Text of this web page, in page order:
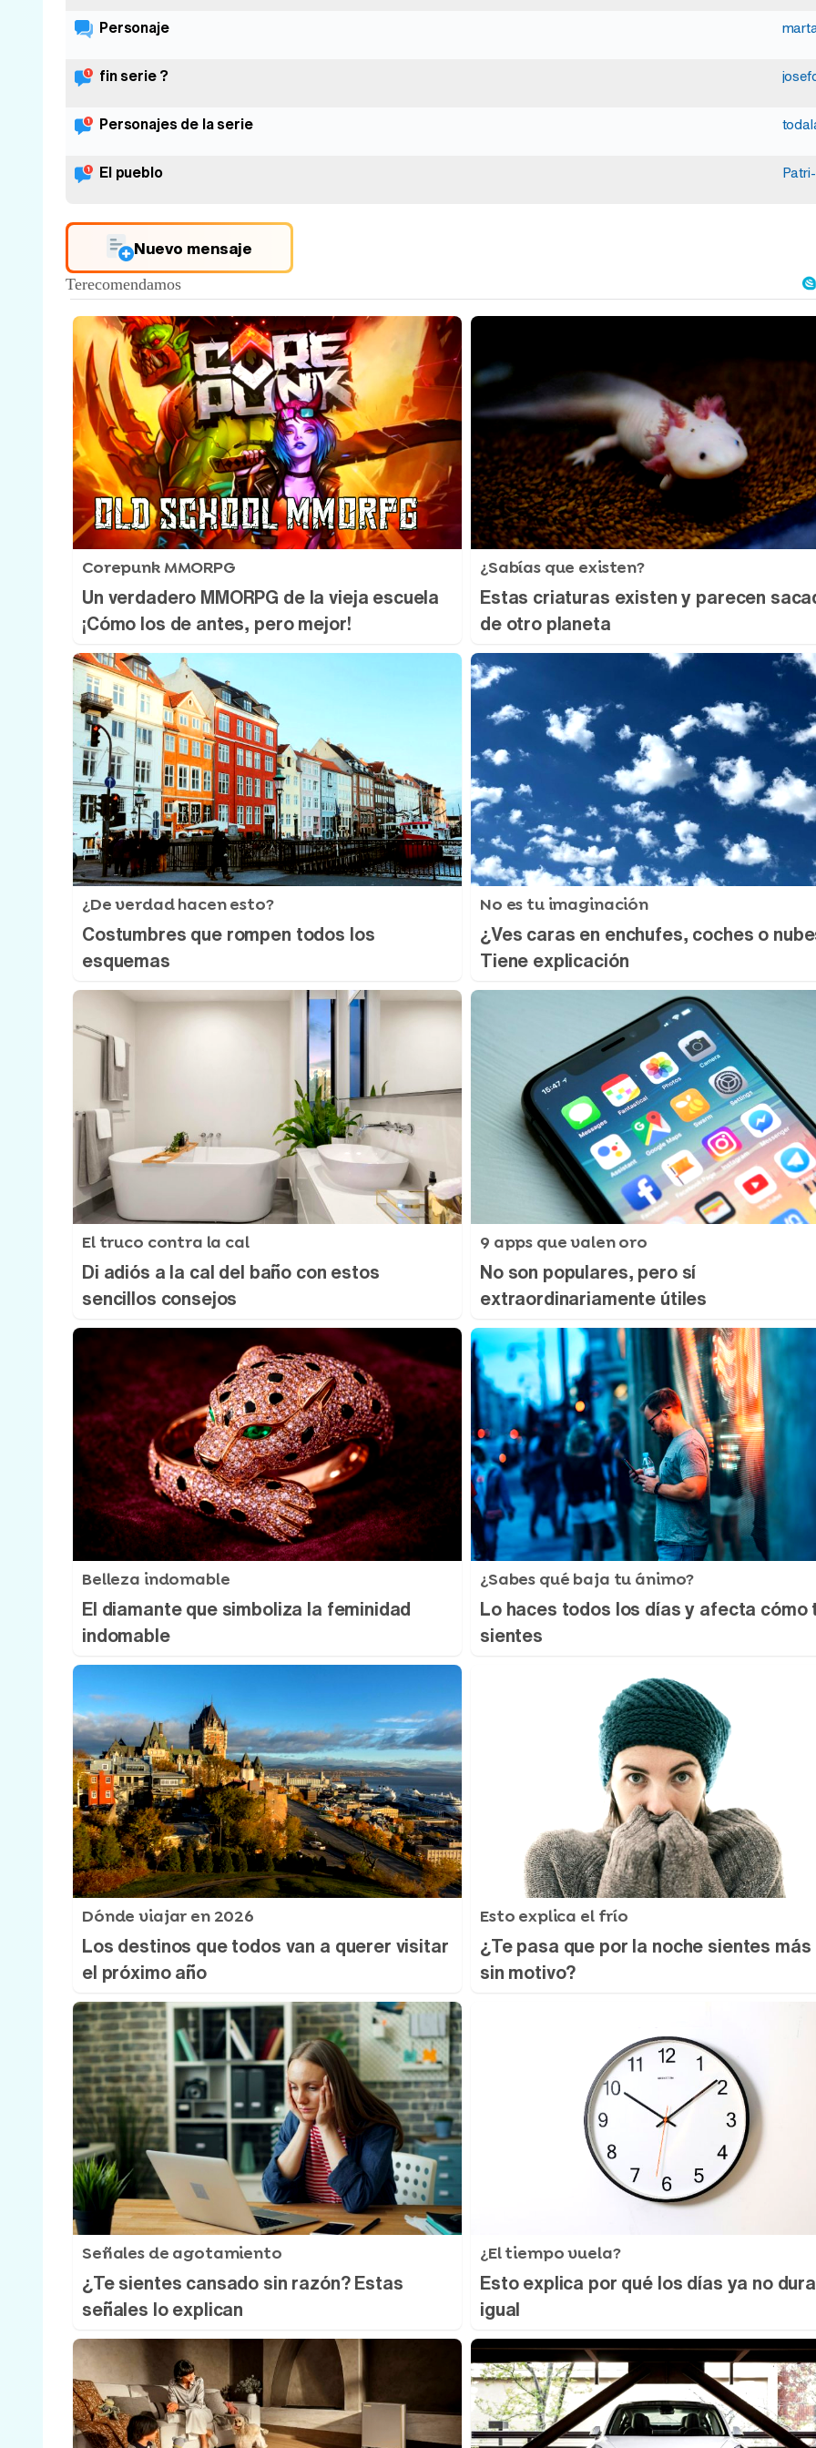
Personaje
fin serie ?
Personajes de la serie
El pueblo
Nuevo mensaje
Corepunk MMORPG
Un verdadero MMORPG de la vieja escuela
¡Cómo los de antes, pero mejor!
¿Sabías que existen?
Estas criaturas existen y parecen
de otro planeta
¿De verdad hacen esto?
Costumbres que rompen todos los
esquemas
No es tu imaginación
¿Ves caras en enchufes, coches o
Tiene explicación
El truco contra la cal
Di adiós a la cal del baño con estos
sencillos consejos
9 apps que valen oro
No son populares, pero sí
extraordinariamente útiles
Belleza indomable
El diamante que simboliza la feminidad
indomable
¿Sabes qué baja tu ánimo?
Lo haces todos los días y afecta cómo
sientes
Dónde viajar en 2026
Los destinos que todos van a querer visitar
el próximo año
Esto explica el frío
¿Te pasa que por la noche sientes
sin motivo?
Señales de agotamiento
¿Te sientes cansado sin razón? Estas
señales lo explican
¿El tiempo vuela?
Esto explica por qué los días ya no
igual